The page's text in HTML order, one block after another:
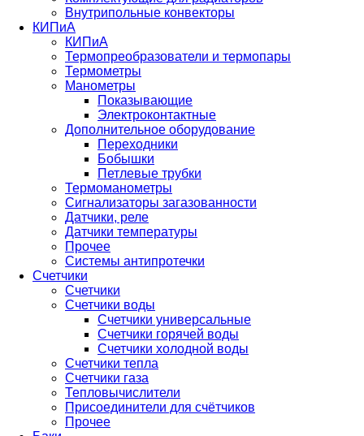
Внутрипольные конвекторы
КИПиА
КИПиА
Термопреобразователи и термопары
Термометры
Манометры
Показывающие
Электроконтактные
Дополнительное оборудование
Переходники
Бобышки
Петлевые трубки
Термоманометры
Сигнализаторы загазованности
Датчики, реле
Датчики температуры
Прочее
Системы антипротечки
Счетчики
Счетчики
Счетчики воды
Счетчики универсальные
Счетчики горячей воды
Счетчики холодной воды
Счетчики тепла
Счетчики газа
Тепловычислители
Присоединители для счётчиков
Прочее